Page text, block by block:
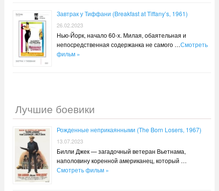
Завтрак у Тиффани (Breakfast at Tiffany’s, 1961)
26.02.2023
Нью-Йорк, начало 60-х. Милая, обаятельная и
непосредственная содержанка не самого …Смотреть
фильм »
Лучшие боевики
Рожденные неприкаянными (The Born Losers, 1967)
13.07.2023
Билли Джек — загадочный ветеран Вьетнама,
наполовину коренной американец, который …
Смотреть фильм »